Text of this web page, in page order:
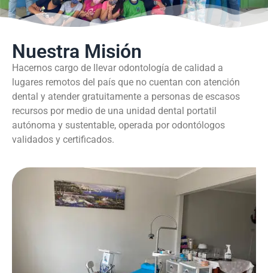
Nuestra Misión
Hacernos cargo de llevar odontología de calidad a
lugares remotos del país que no cuentan con atención
dental y atender gratuitamente a personas de escasos
recursos por medio de una unidad dental portatil
autónoma y sustentable, operada por odontólogos
validados y certificados.